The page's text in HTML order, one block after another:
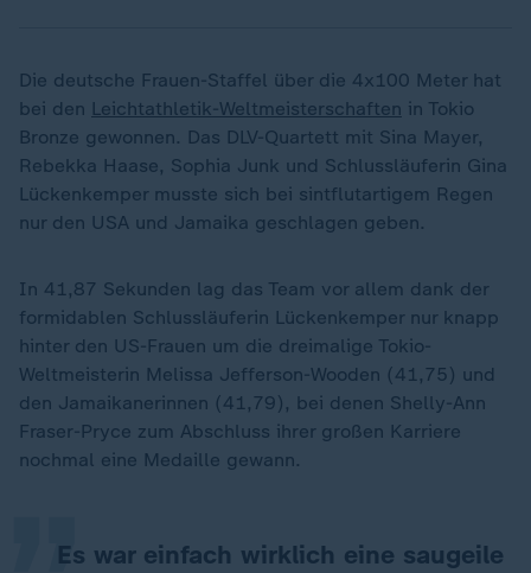
Die deutsche Frauen-Staffel über die 4x100 Meter hat
bei den Leichtathletik-Weltmeisterschaften in Tokio
Bronze gewonnen. Das DLV-Quartett mit Sina Mayer,
Rebekka Haase, Sophia Junk und Schlussläuferin Gina
Lückenkemper musste sich bei sintflutartigem Regen
nur den USA und Jamaika geschlagen geben.
In 41,87 Sekunden lag das Team vor allem dank der
formidablen Schlussläuferin Lückenkemper nur knapp
hinter den US-Frauen um die dreimalige Tokio-
Weltmeisterin Melissa Jefferson-Wooden (41,75) und
den Jamaikanerinnen (41,79), bei denen Shelly-Ann
Fraser-Pryce zum Abschluss ihrer großen Karriere
nochmal eine Medaille gewann.
Es war einfach wirklich eine saugeile
„